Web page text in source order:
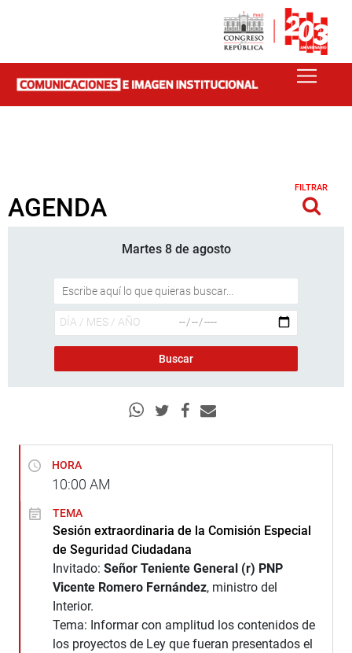
AGENDA
FILTRAR
Martes 8 de agosto
HORA
10:00 AM
TEMA
Sesión extraordinaria de la Comisión Especial
de Seguridad Ciudadana
Invitado: Señor Teniente General (r) PNP
Vicente Romero Fernández, ministro del
Interior.
Tema: Informar con amplitud los contenidos de
los proyectos de Ley que fueran presentados el